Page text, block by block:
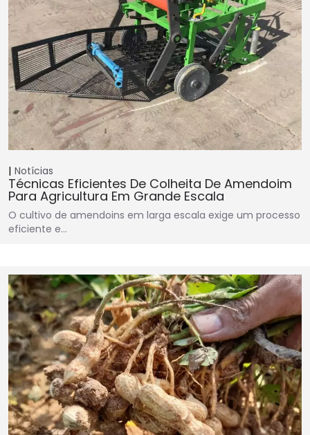
Notícias
Técnicas Eficientes De Colheita De Amendoim
Para Agricultura Em Grande Escala
O cultivo de amendoins em larga escala exige um processo
eficiente e…